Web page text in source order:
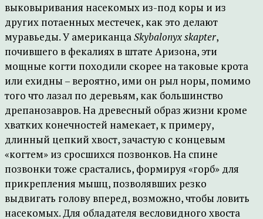
выковыривания насекомых из-под коры и из
других потаенных местечек, как это делают
муравьеды. У американцаSkybalonyx skapter,
почившего в фекалиях в штате Аризона, эти
мощные когти походили скорее на таковые крота
или ехидны – вероятно, ими он рыл норы, помимо
того что лазал по деревьям, как большинство
дрепанозавров. На древесный образ жизни кроме
хватких конечностей намекает, к примеру,
длинный цепкий хвост, зачастую с концевым
«когтем» из сросшихся позвонков. На спине
позвонки тоже срастались, формируя «горб» для
прикрепления мышц, позволявших резко
выдвигать голову вперед, возможно, чтобы ловить
насекомых. Для обладателя весловидного хвоста